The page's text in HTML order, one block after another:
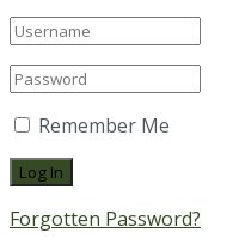
Remember Me
Forgotten Password?